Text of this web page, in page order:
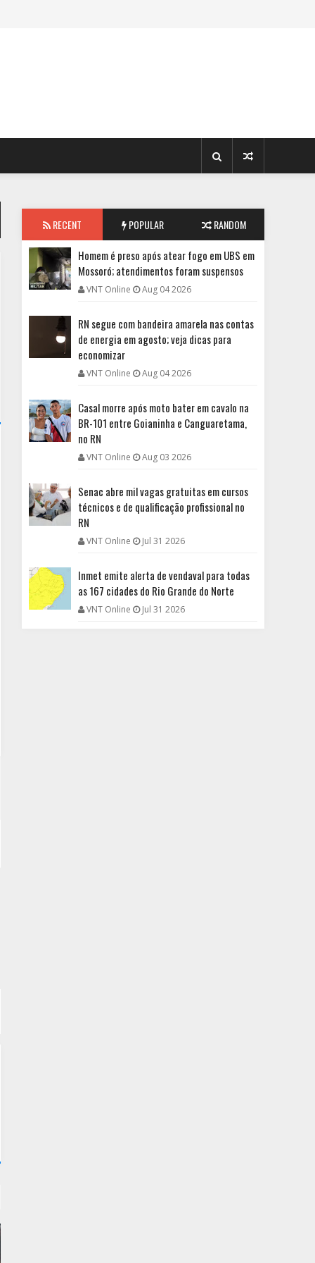
RECENT POPULAR RANDOM
Homem é preso após atear fogo em UBS em
Mossoró; atendimentos foram suspensos
VNT Online Aug 04 2026
RN segue com bandeira amarela nas contas
de energia em agosto; veja dicas para
economizar
VNT Online Aug 04 2026
Casal morre após moto bater em cavalo na
BR-101 entre Goianinha e Canguaretama,
no RN
VNT Online Aug 03 2026
Senac abre mil vagas gratuitas em cursos
técnicos e de qualificação profissional no
RN
VNT Online Jul 31 2026
Inmet emite alerta de vendaval para todas
as 167 cidades do Rio Grande do Norte
VNT Online Jul 31 2026